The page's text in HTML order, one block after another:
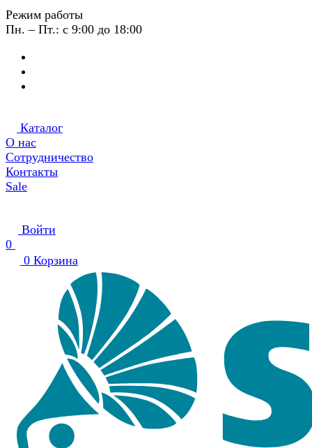
Режим работы
Пн. – Пт.: с 9:00 до 18:00
Каталог
О нас
Сотрудничество
Контакты
Sale
Войти
0
0 Корзина